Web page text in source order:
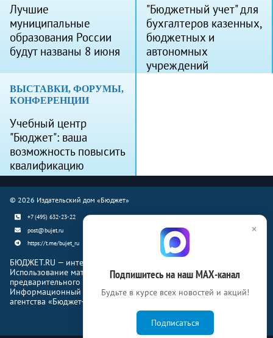
Лучшие
муниципальные
образования России
будут названы 8 июня
"Бюджетный учет" для
бухгалтеров казенных,
бюджетных и
автономных
учреждений
ВЫСТАВКИ, ФОРУМЫ,
КОНФЕРЕНЦИИ
Учебный центр
"Бюджет": ваша
возможность повысить
квалификацию
© 2026 Издательский дом «Бюджет»
+7 (495) 632-23-22
post@bujet.ru
https://t.me/bujet_ru
БЮДЖЕТ.RU — интернет-издание о финансовой жизни страны.
Использование материалов Бюджет.ru разрешено только с
предварительного письменного согласия правообладателей.
Информационный продукт «Журнал Бюджет» информационного
агентства «Бюджет-Медиа»
×
Подпишитесь на наш МАХ-канал
Будьте в курсе всех новостей и акций!
Подписаться